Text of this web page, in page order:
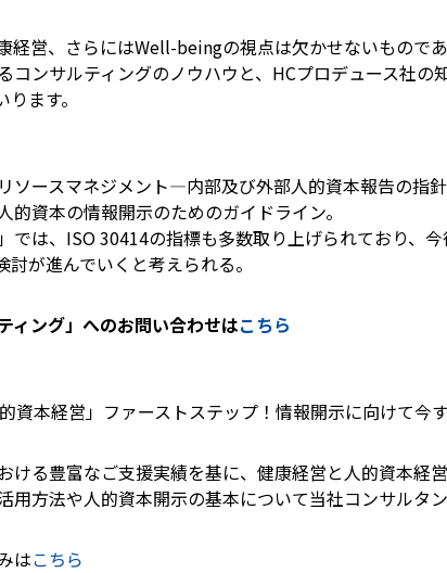
経営、さらにはWell-beingの視点は欠かせないもので
コンサルティングのノウハウと、HCプロデュース社の
ます。
ソースマネジメント―内部及び外部人的資本報告の指
的資本の情報開示のためのガイドライン。
では、ISO 30414の指標も多数取り上げられており、
が進んでいくと考えられる。
ィング」へのお問い合わせはこちら
資本経営」ファーストステップ！情報開示に向けて今
ける豊富なご支援実績を基に、健康経営と人的資本経
用方法や人的資本開示の基本について当社コンサルタン
はこちら